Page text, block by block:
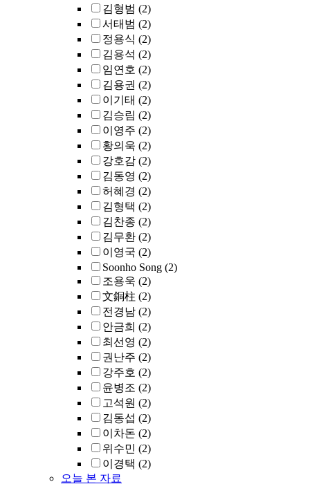
김형범 (2)
서태범 (2)
정용식 (2)
김용석 (2)
임연호 (2)
김용권 (2)
이기태 (2)
김승림 (2)
이영주 (2)
황의욱 (2)
강호감 (2)
김동영 (2)
허혜경 (2)
김형택 (2)
김찬종 (2)
김무환 (2)
이영국 (2)
Soonho Song (2)
조용욱 (2)
文銅柱 (2)
전경남 (2)
안금희 (2)
최선영 (2)
권난주 (2)
강주호 (2)
윤병조 (2)
고석원 (2)
김동섭 (2)
이차돈 (2)
위수민 (2)
이경택 (2)
오늘 본 자료